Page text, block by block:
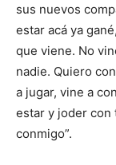
sus nuevos
estar acá ya
que viene. No
nadie. Quiero
a jugar, vine a
estar y joder con
conmigo”.